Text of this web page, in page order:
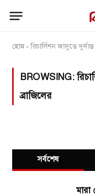
হোম»রিচার্লিশন জাদুতে
BROWSING:
ব্রাজিলের
সর্বশেষ
মারা